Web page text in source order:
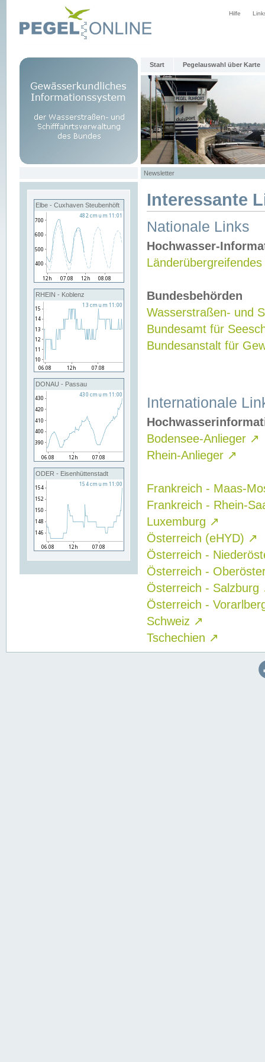
Hilfe
Start Pegelauswahl über Karte
Newsletter
Elbe - Cuxhaven Steubenhöft
RHEIN - Koblenz
DONAU - Passau
ODER - Eisenhüttenstadt
Interessante
Nationale Links
Hochwasser-
Bundesbehörden
Wasserstraßen- und
Bundesamt für
Bundesanstalt für
Internationale
Bodensee-Anlieger ↗
Rhein-Anlieger ↗
Frankreich - Maas-
Frankreich - Rhein-
Luxemburg ↗
Österreich (eHYD) ↗
Österreich -
Österreich -
Österreich - Salzburg
Österreich -
Schweiz ↗
Tschechien ↗